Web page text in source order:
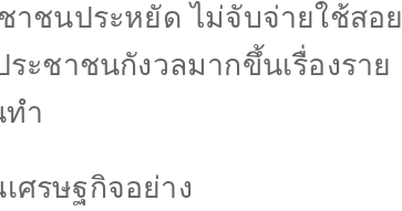
าชนประหยัด ไม่จับจ่ายใช้สอย
ะชาชนกังวลมากขึ้นเรื่องราย
ำ
รษฐกิจอย่าง